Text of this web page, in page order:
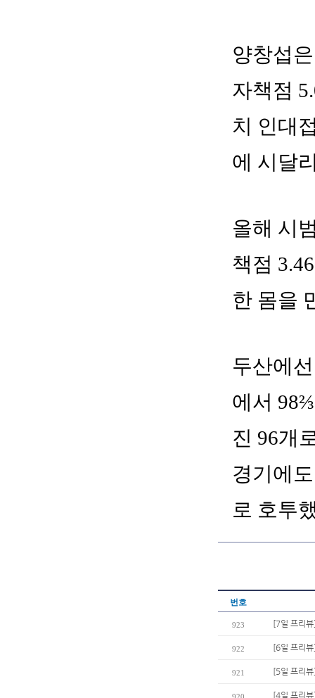
양창섭
자책점
치 인대
에 시달
올해 시
책점
한 몸을
두산에
에서
진 96개
경기에
로 호투
번호
923 [7일 프리
922 [6일 프리
921 [5일 프리
[4일 프리